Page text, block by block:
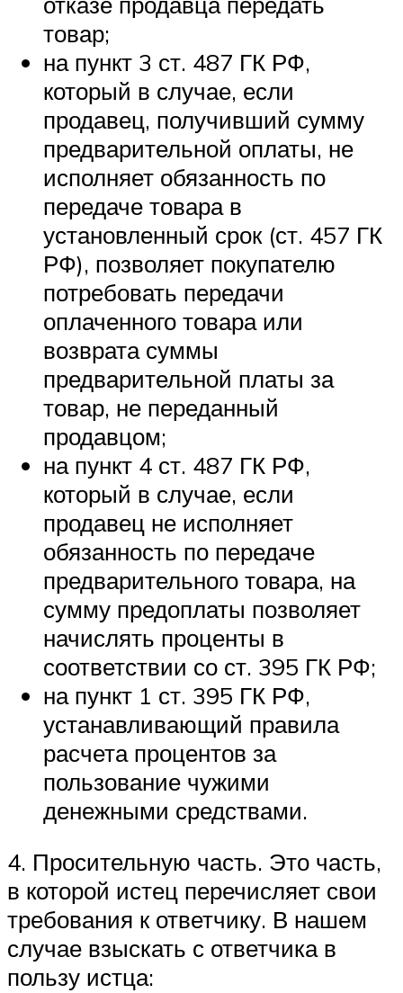
товар;
на пункт 3 ст. 487 ГК РФ,
который в случае, если
продавец, получивший сумму
предварительной оплаты, не
исполняет обязанность по
передаче товара в
установленный срок (ст. 457 ГК
РФ), позволяет покупателю
потребовать передачи
оплаченного товара или
возврата суммы
предварительной платы за
товар, не переданный
продавцом;
на пункт 4 ст. 487 ГК РФ,
который в случае, если
продавец не исполняет
обязанность по передаче
предварительного товара, на
сумму предоплаты позволяет
начислять проценты в
соответствии со ст. 395 ГК РФ;
на пункт 1 ст. 395 ГК РФ,
устанавливающий правила
расчета процентов за
пользование чужими
денежными средствами.
4. Просительную часть. Это часть,
в которой истец перечисляет свои
требования к ответчику. В нашем
случае взыскать с ответчика в
пользу истца: